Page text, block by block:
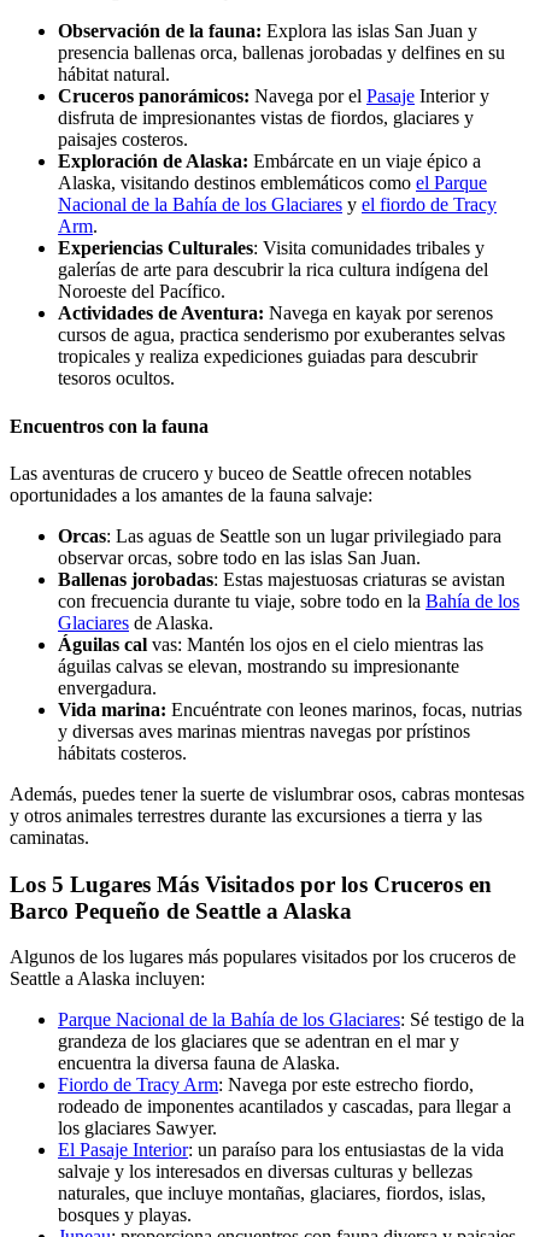
Observación de la fauna: Explora las islas San Juan y
presencia ballenas orca, ballenas jorobadas y delfines en su
hábitat natural.
Cruceros panorámicos: Navega por el Pasaje Interior y
disfruta de impresionantes vistas de fiordos, glaciares y
paisajes costeros.
Exploración de Alaska: Embárcate en un viaje épico a
Alaska, visitando destinos emblemáticos como el Parque
Nacional de la Bahía de los Glaciares y el fiordo de Tracy
Arm.
Experiencias Culturales: Visita comunidades tribales y
galerías de arte para descubrir la rica cultura indígena del
Noroeste del Pacífico.
Actividades de Aventura: Navega en kayak por serenos
cursos de agua, practica senderismo por exuberantes selvas
tropicales y realiza expediciones guiadas para descubrir
tesoros ocultos.
Encuentros con la fauna
Las aventuras de crucero y buceo de Seattle ofrecen notables
oportunidades a los amantes de la fauna salvaje:
Orcas: Las aguas de Seattle son un lugar privilegiado para
observar orcas, sobre todo en las islas San Juan.
Ballenas jorobadas: Estas majestuosas criaturas se avistan
con frecuencia durante tu viaje, sobre todo en la Bahía de los
Glaciares de Alaska.
Águilas cal vas: Mantén los ojos en el cielo mientras las
águilas calvas se elevan, mostrando su impresionante
envergadura.
Vida marina: Encuéntrate con leones marinos, focas, nutrias
y diversas aves marinas mientras navegas por prístinos
hábitats costeros.
Además, puedes tener la suerte de vislumbrar osos, cabras montesas
y otros animales terrestres durante las excursiones a tierra y las
caminatas.
Los 5 Lugares Más Visitados por los Cruceros en
Barco Pequeño de Seattle a Alaska
Algunos de los lugares más populares visitados por los cruceros de
Seattle a Alaska incluyen:
Parque Nacional de la Bahía de los Glaciares: Sé testigo de la
grandeza de los glaciares que se adentran en el mar y
encuentra la diversa fauna de Alaska.
Fiordo de Tracy Arm: Navega por este estrecho fiordo,
rodeado de imponentes acantilados y cascadas, para llegar a
los glaciares Sawyer.
El Pasaje Interior: un paraíso para los entusiastas de la vida
salvaje y los interesados en diversas culturas y bellezas
naturales, que incluye montañas, glaciares, fiordos, islas,
bosques y playas.